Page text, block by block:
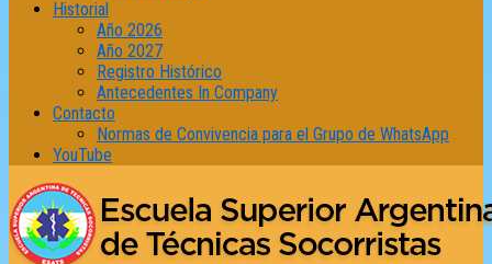
Historial
Año 2026
Año 2027
Registro Histórico
Antecedentes In Company
Contacto
Normas de Convivencia para el Grupo de WhatsApp
YouTube